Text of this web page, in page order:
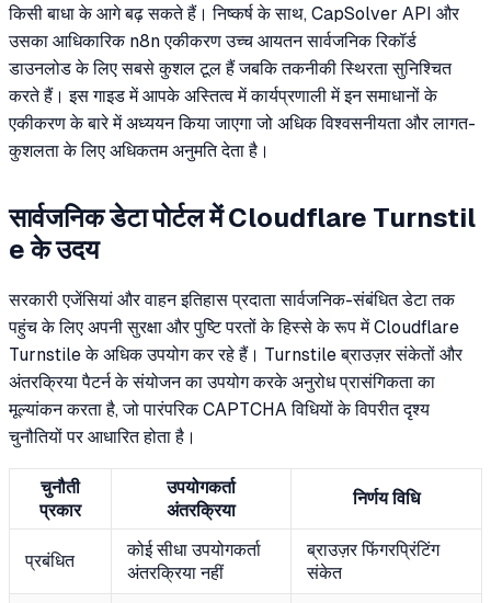
किसी बाधा के आगे बढ़ सकते हैं। निष्कर्ष के साथ, CapSolver API और
उसका आधिकारिक n8n एकीकरण उच्च आयतन सार्वजनिक रिकॉर्ड
डाउनलोड के लिए सबसे कुशल टूल हैं जबकि तकनीकी स्थिरता सुनिश्चित
करते हैं। इस गाइड में आपके अस्तित्व में कार्यप्रणाली में इन समाधानों के
एकीकरण के बारे में अध्ययन किया जाएगा जो अधिक विश्वसनीयता और लागत-
कुशलता के लिए अधिकतम अनुमति देता है।
सार्वजनिक डेटा पोर्टल में Cloudflare Turnstil
e के उदय
सरकारी एजेंसियां और वाहन इतिहास प्रदाता सार्वजनिक-संबंधित डेटा तक
पहुंच के लिए अपनी सुरक्षा और पुष्टि परतों के हिस्से के रूप में Cloudflare
Turnstile के अधिक उपयोग कर रहे हैं। Turnstile ब्राउज़र संकेतों और
अंतरक्रिया पैटर्न के संयोजन का उपयोग करके अनुरोध प्रासंगिकता का
मूल्यांकन करता है, जो पारंपरिक CAPTCHA विधियों के विपरीत दृश्य
चुनौतियों पर आधारित होता है।
चुनौती
प्रकार
उपयोगकर्ता
अंतरक्रिया
निर्णय विधि
प्रबंधित
कोई सीधा उपयोगकर्ता
अंतरक्रिया नहीं
ब्राउज़र फिंगरप्रिंटिंग
संकेत